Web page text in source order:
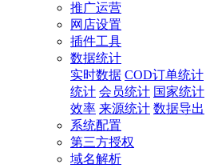
推广运营
网店设置
插件工具
数据统计
实时数据 COD订单统计
统计 会员统计 国家统计
效率 来源统计 数据导出
系统配置
第三方授权
域名解析